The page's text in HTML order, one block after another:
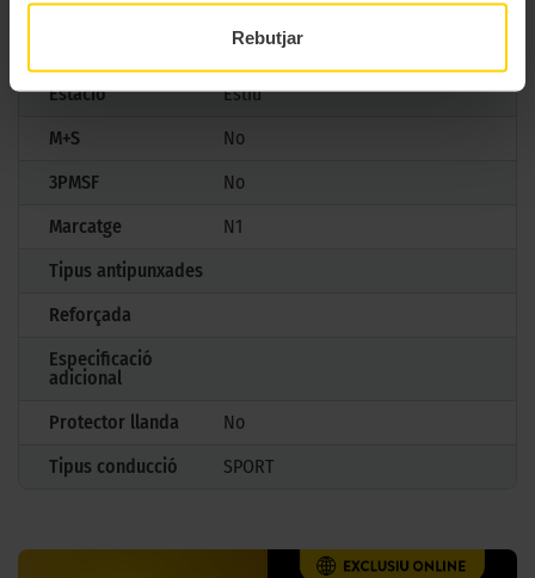
Rebutjar
Model
P ZERO
245/50 R18 100 Y
Estació
Estiu
M+S
No
3PMSF
No
Marcatge
N1
Tipus antipunxades
Reforçada
Especificació
adicional
Protector llanda
No
Tipus conducció
SPORT